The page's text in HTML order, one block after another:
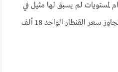
لمستويات لم يسبق لها مثيل في
تاريخ زراعة القطن في مصر فقد تجاوز سعر القنطار الواحد 18 ألف